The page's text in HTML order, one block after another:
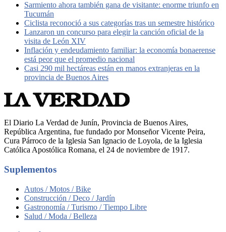
Sarmiento ahora también gana de visitante: enorme triunfo en
Tucumán
Ciclista reconoció a sus categorías tras un semestre histórico
Lanzaron un concurso para elegir la canción oficial de la
visita de León XIV
Inflación y endeudamiento familiar: la economía bonaerense
está peor que el promedio nacional
Casi 290 mil hectáreas están en manos extranjeras en la
provincia de Buenos Aires
El Diario La Verdad de Junín, Provincia de Buenos Aires,
República Argentina, fue fundado por Monseñor Vicente Peira,
Cura Párroco de la Iglesia San Ignacio de Loyola, de la Iglesia
Católica Apostólica Romana, el 24 de noviembre de 1917.
Suplementos
Autos / Motos / Bike
Construcción / Deco / Jardín
Gastronomía / Turismo / Tiempo Libre
Salud / Moda / Belleza